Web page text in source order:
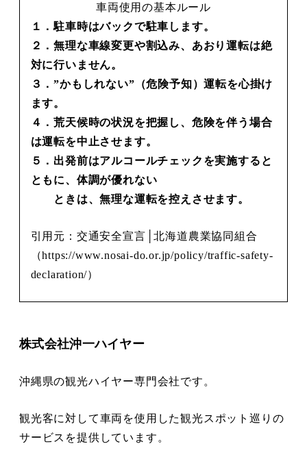
車両使用の基本ルール
１．駐車時はバックで駐車します。
２．無理な車線変更や割込み、あおり運転は絶
対に行いません。
３．”かもしれない”（危険予知）運転を心掛け
ます。
４．荒天候時の状況を把握し、危険を伴う場合
は運転を中止させます。
５．出発前はアルコールチェックを実施すると
ともに、体調が優れない
ときは、無理な運転を控えさせます。
引用元：交通安全宣言│北海道農業協同組合
（https://www.nosai-do.or.jp/policy/traffic-safety-
declaration/）
株式会社沖一ハイヤー
沖縄県の観光ハイヤー専門会社です。
観光客に対して車両を使用した観光スポット巡りの
サービスを提供しています。